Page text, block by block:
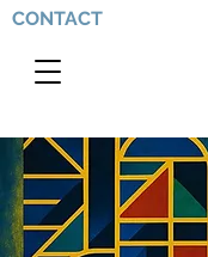
CONTACT